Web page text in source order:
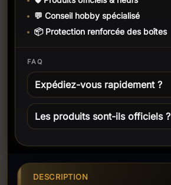
💬 Conseil hobby spécialisé
📦 Protection renforcée des boîtes
FAQ
Expédiez-vous rapidement ?
Les produits sont-ils officiels ?
DESCRIPTION